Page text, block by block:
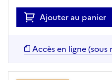
Ajouter au panier
Accès en ligne (sous